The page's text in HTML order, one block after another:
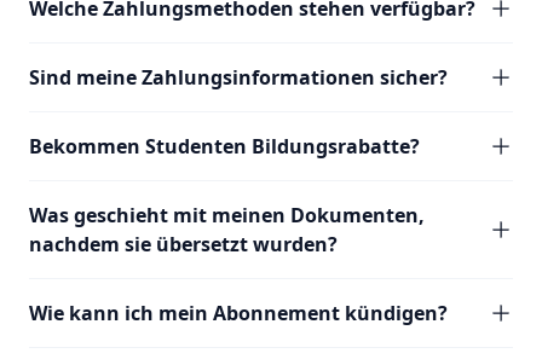
Welche Zahlungsmethoden stehen verfügbar?
Sind meine Zahlungsinformationen sicher?
Bekommen Studenten Bildungsrabatte?
Was geschieht mit meinen Dokumenten,
nachdem sie übersetzt wurden?
Wie kann ich mein Abonnement kündigen?